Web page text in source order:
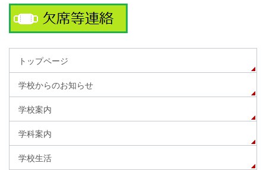
トップページ
学校からのお知らせ
学校案内
学科案内
学校生活